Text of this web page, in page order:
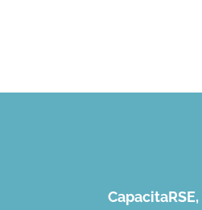
CapacitaRSE,